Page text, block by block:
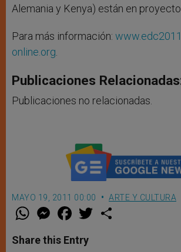
Alemania y Kenya) están en
Para más información:
online.org.
Publicaciones
Publicaciones no relacionadas.
MAYO 19, 2011 00:00 ARTE Y CULTURA
W
t
s
M
e
s
e
F
a
e
b
w
Share this Entry